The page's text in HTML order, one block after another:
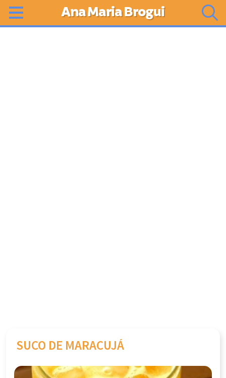
Ana Maria Brogui
SUCO DE MARACUJÁ